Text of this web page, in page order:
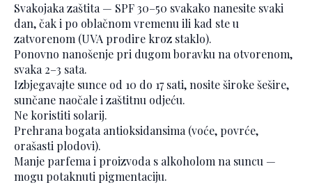
Svakojaka zaštita — SPF 30–50 svakako nanesite svaki
dan, čak i po oblačnom vremenu ili kad ste u
zatvorenom (UVA prodire kroz staklo).
Ponovno nanošenje pri dugom boravku na otvorenom,
svaka 2–3 sata.
Izbjegavajte sunce od 10 do 17 sati, nosite široke šešire,
sunčane naočale i zaštitnu odjeću.
Ne koristiti solarij.
Prehrana bogata antioksidansima (voće, povrće,
orašasti plodovi).
Manje parfema i proizvoda s alkoholom na suncu —
mogu potaknuti pigmentaciju.